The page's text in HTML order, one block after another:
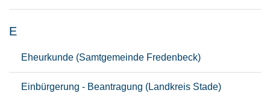
E
Eheurkunde (Samtgemeinde Fredenbeck)
Einbürgerung - Beantragung (Landkreis Stade)